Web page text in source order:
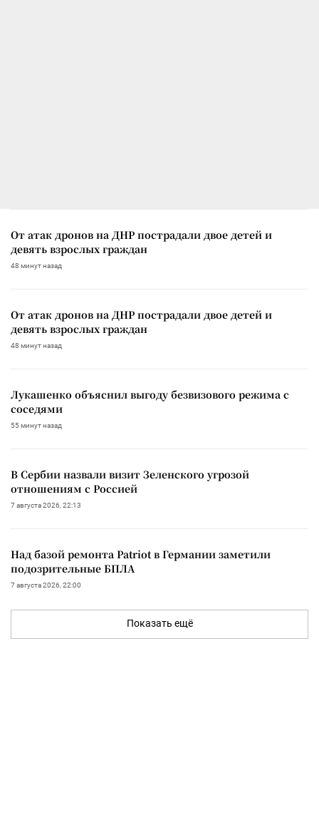
От атак дронов на ДНР пострадали двое детей и
девять взрослых граждан
48 минут назад
От атак дронов на ДНР пострадали двое детей и
девять взрослых граждан
48 минут назад
Лукашенко объяснил выгоду безвизового режима с
соседями
55 минут назад
В Сербии назвали визит Зеленского угрозой
отношениям с Россией
7 августа 2026, 22:13
Над базой ремонта Patriot в Германии заметили
подозрительные БПЛА
7 августа 2026, 22:00
Показать ещё